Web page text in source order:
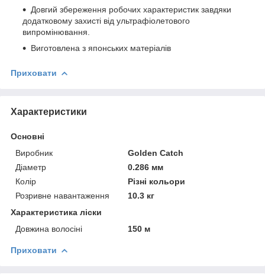
Довгий збереження робочих характеристик завдяки
додатковому захисті від ультрафіолетового
випромінювання.
Виготовлена з японських матеріалів
Приховати
Характеристики
Основні
Виробник
Golden Catch
Діаметр
0.286 мм
Колір
Різні кольори
Розривне навантаження
10.3 кг
Характеристика ліски
Довжина волосіні
150 м
Приховати